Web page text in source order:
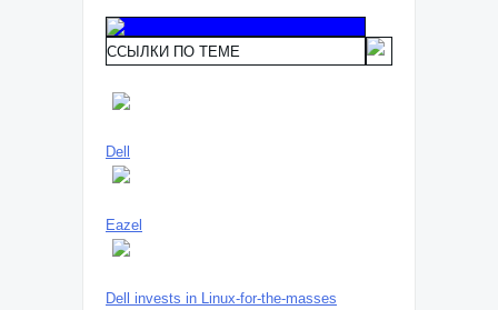
ССЫЛКИ ПО ТЕМЕ
Dell
Eazel
Dell invests in Linux-for-the-masses